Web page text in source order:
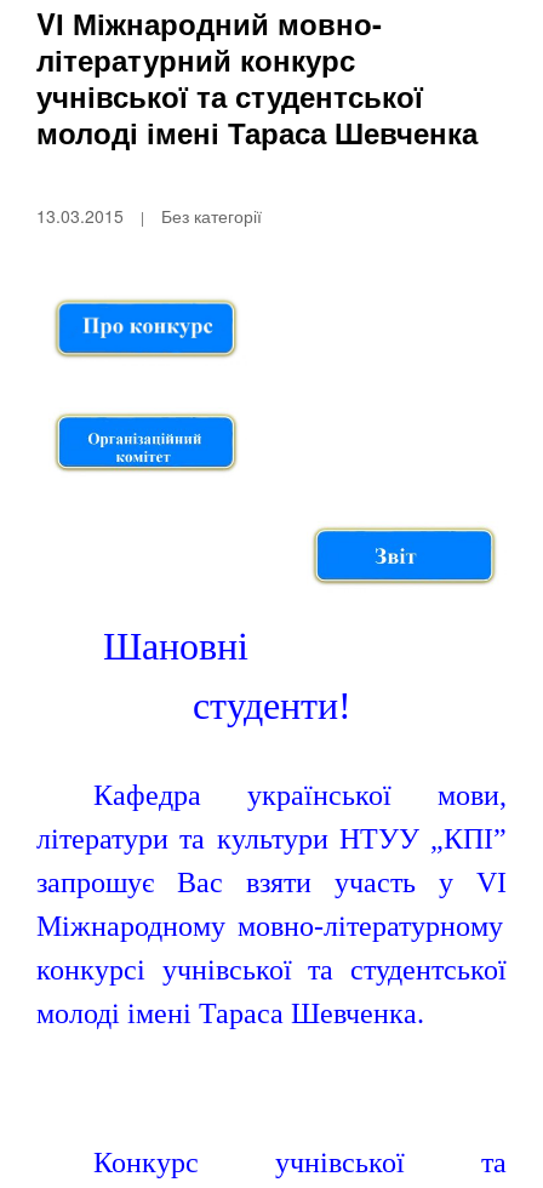
VІ Міжнародний мовно-
літературний конкурс
учнівської та студентської
молоді імені Тараса Шевченка
13.03.2015 Без категорії
Шановні
студенти!
Кафедра української мови,
літератури та культури НТУУ „КПІ”
запрошує Вас взяти участь у VI
Міжнародному мовно-літературному
конкурсі учнівської та студентської
молоді імені Тараса Шевченка.
Конкурс учнівської та